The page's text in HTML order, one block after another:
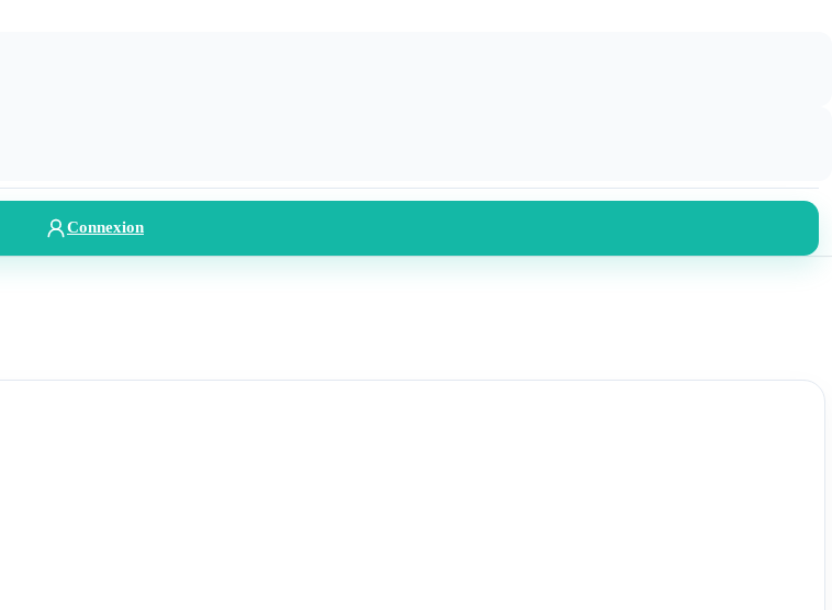
Connexion